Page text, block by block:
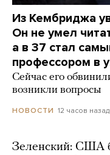
Из Кембриджа
Он не умел
а в 37 стал
профессором в
Сейчас его
возникли вопросы
НОВОСТИ 12 часов назад
Зеленский: США